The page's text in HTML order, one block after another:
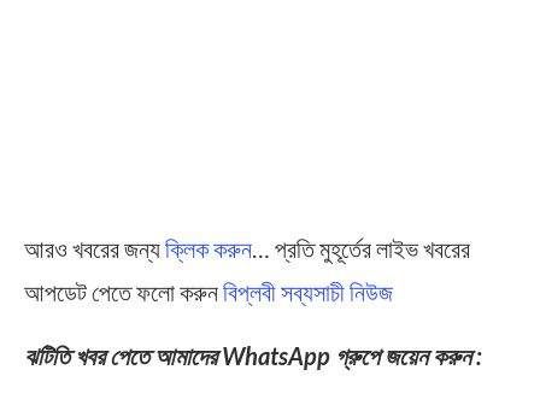
আরও খবরের জন্যক্লিক করুন… প্রতি মুহূর্তের লাইভ খবরের
আপডেট পেতে ফলো করুনবিপ্লবী সব্যসাচী নিউজ
ঝটিতি খবর পেতে আমাদের WhatsApp গ্রুপে জয়েন করুন :